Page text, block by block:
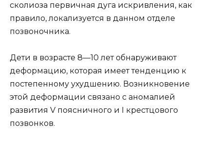
сколиоза первичная дуга искривления, как
правило, локализуется в данном отделе
позвоночника.
Дети в возрасте 8—10 лет обнаруживают
деформацию, которая имеет тенденцию к
постепенному ухудшению. Возникновение
этой деформации связано с аномалией
развития V поясничного и I крестцового
позвонков.